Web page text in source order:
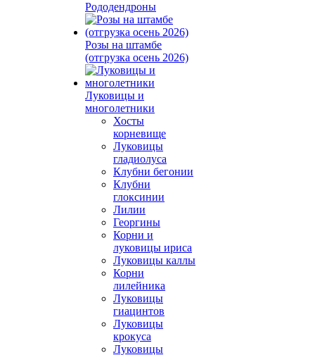
Рододендроны
Розы на штамбе
(отгрузка осень 2026)
Луковицы и
многолетники
Хосты
корневище
Луковицы
гладиолуса
Клубни бегонии
Клубни
глоксинии
Лилии
Георгины
Корни и
луковицы ириса
Луковицы каллы
Корни
лилейника
Луковицы
гиацинтов
Луковицы
крокуса
Луковицы